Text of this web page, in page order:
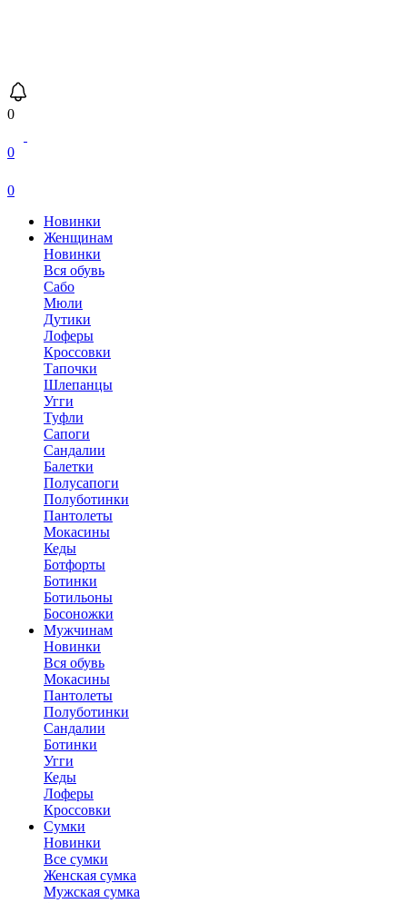
0
0
0
Новинки
Женщинам
Новинки
Вся обувь
Сабо
Мюли
Дутики
Лоферы
Кроссовки
Тапочки
Шлепанцы
Угги
Туфли
Сапоги
Сандалии
Балетки
Полусапоги
Полуботинки
Пантолеты
Мокасины
Кеды
Ботфорты
Ботинки
Ботильоны
Босоножки
Мужчинам
Новинки
Вся обувь
Мокасины
Пантолеты
Полуботинки
Сандалии
Ботинки
Угги
Кеды
Лоферы
Кроссовки
Сумки
Новинки
Все сумки
Женская сумка
Мужская сумка